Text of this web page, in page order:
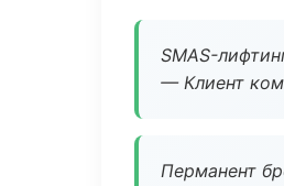
SMAS-
— Клиент
Перманент